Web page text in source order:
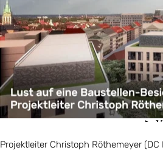
Projektleiter Christoph Röthemeyer